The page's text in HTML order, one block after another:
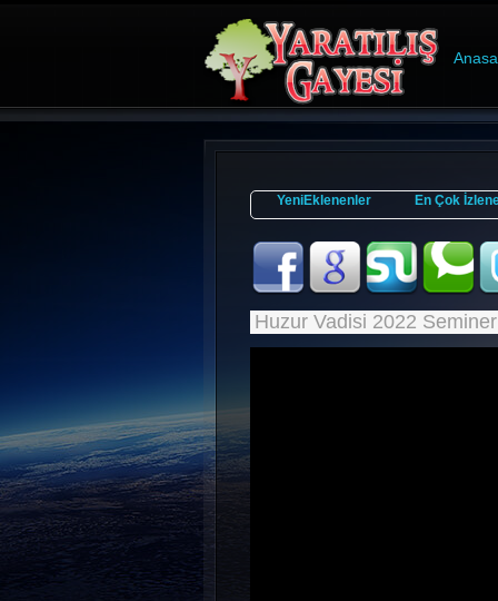
YeniEklenenler En Çok
Huzur Vadisi 2022